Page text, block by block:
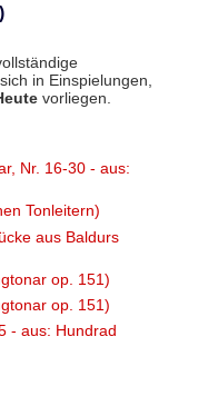
in Einspielungen,
vorliegen.
Nr. 16-30 - aus:
Tonleitern)
aus Baldurs
op. 151)
op. 151)
- aus: Hundrad